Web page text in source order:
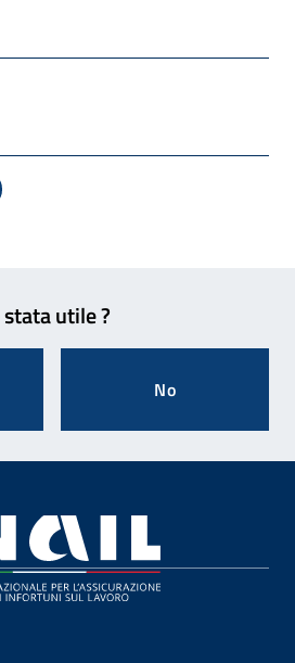
- Sito esterno - Apertura in
- Apertura in nuova finestra
apre il programma di posta
pagina: scelta meno
utile ?
No